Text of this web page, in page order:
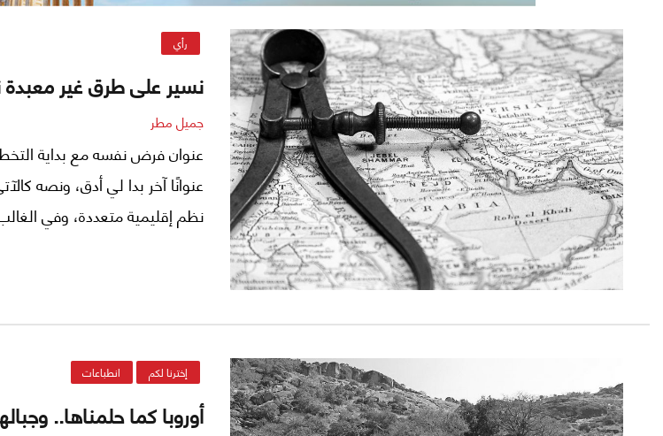
رأي
نسير على طرق غير
جميل مطر
عنوان فرض نفسه مع بداية
عنوانًا آخر بدا لي أدق، ونصه
نظم إقليمية متعددة، وفي
إخترنا لكم انطباعات
أوروبا كما حلمناها..